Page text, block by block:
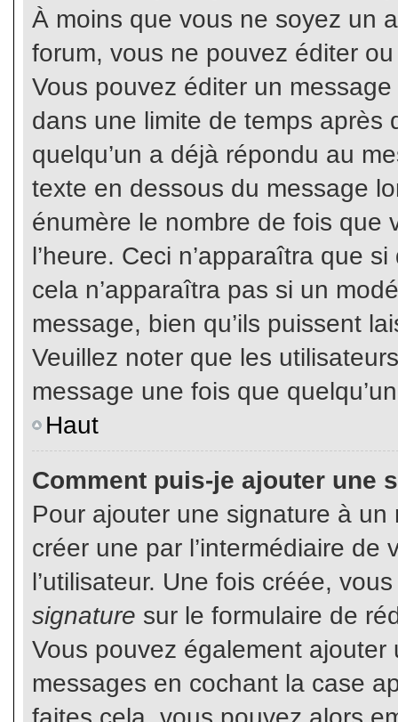
À moins que vous ne soyez un
forum, vous ne pouvez éditer
Vous pouvez éditer un
dans une limite de temps après
quelqu’un a déjà répondu au
texte en dessous du message
énumère le nombre de fois que
l’heure. Ceci n’apparaîtra que
cela n’apparaîtra pas si un
message, bien qu’ils puissent
Veuillez noter que les
message une fois que
Haut
Comment puis-je ajouter une
Pour ajouter une signature à un
créer une par l’intermédiaire
l’utilisateur. Une fois créée,
signature sur le formulaire de
Vous pouvez également
messages en cochant la case